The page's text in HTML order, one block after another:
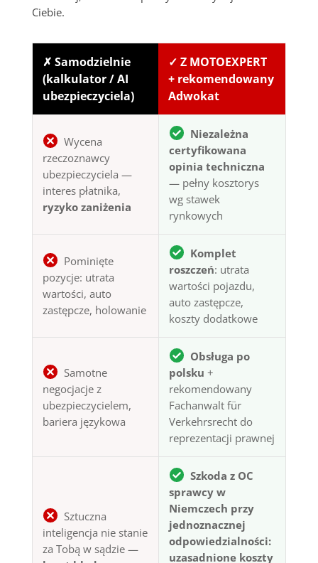
Ciebie.
✗ Samodzielnie
(kalkulator / AI
ubezpieczyciela)
✓ Z MOTOEXPERT
+ rekomendowany
Adwokat
Wycena
rzeczoznawcy
ubezpieczyciela —
interes płatnika,
ryzyko zaniżenia
Niezależna
certyfikowana
opinia techniczna
— pełny kosztorys
wg stawek
rynkowych
Pominięte
pozycje: utrata
wartości, auto
zastępcze, holowanie
Komplet
roszczeń: utrata
wartości pojazdu,
auto zastępcze,
koszty dodatkowe
Samotne
negocjacje z
ubezpieczycielem,
bariera językowa
Obsługa po
polsku +
rekomendowany
Fachanwalt für
Verkehrsrecht do
reprezentacji prawnej
Sztuczna
inteligencja nie stanie
za Tobą w sądzie —
Szkoda z OC
sprawcy w
Niemczech przy
jednoznacznej
odpowiedzialności:
uzasadnione koszty